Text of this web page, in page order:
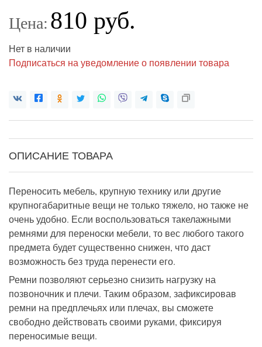
Цена: 810 руб.
Нет в наличии
Подписаться на уведомление о появлении товара
ОПИСАНИЕ ТОВАРА
Переносить мебель, крупную технику или другие
крупногабаритные вещи не только тяжело, но также не
очень удобно. Если воспользоваться такелажными
ремнями для переноски мебели, то вес любого такого
предмета будет существенно снижен, что даст
возможность без труда перенести его.
Ремни позволяют серьезно снизить нагрузку на
позвоночник и плечи. Таким образом, зафиксировав
ремни на предплечьях или плечах, вы сможете
свободно действовать своими руками, фиксируя
переносимые вещи.